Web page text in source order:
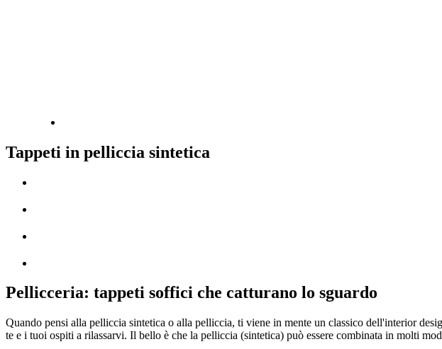
Tappeti in pelliccia sintetica
Pellicceria: tappeti soffici che catturano lo sguardo
Quando pensi alla pelliccia sintetica o alla pelliccia, ti viene in mente un classico dell'interior
te e i tuoi ospiti a rilassarvi. Il bello è che la pelliccia (sintetica) può essere combinata in molti